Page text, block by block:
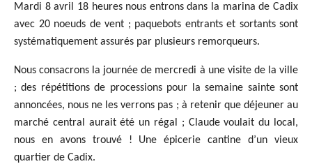
Mardi 8 avril 18 heures nous entrons dans la marina de Cadix
avec 20 noeuds de vent ; paquebots entrants et sortants sont
systématiquement assurés par plusieurs remorqueurs.
Nous consacrons la journée de mercredi à une visite de la ville
; des répétitions de processions pour la semaine sainte sont
annoncées, nous ne les verrons pas ; à retenir que déjeuner au
marché central aurait été un régal ; Claude voulait du local,
nous en avons trouvé ! Une épicerie cantine d’un vieux
quartier de Cadix.